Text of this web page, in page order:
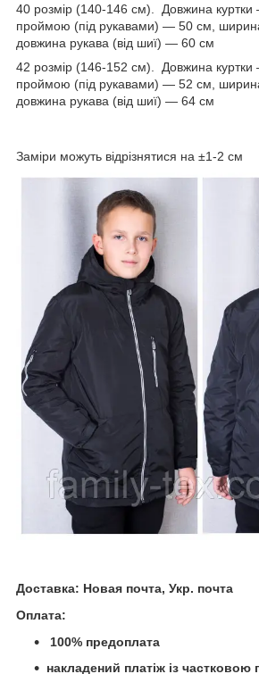
40 розмір (140-146 см). Довжина
проймою (під рукавами) — 50 см,
довжина рукава (від шиї) — 60 см
42 розмір (146-152 см). Довжина
проймою (під рукавами) — 52 см,
довжина рукава (від шиї) — 64 см
Заміри можуть відрізнятися на ±1-2 см
Доставка: Новая почта, Укр. почта
Оплата:
100% предоплата
накладений платіж із